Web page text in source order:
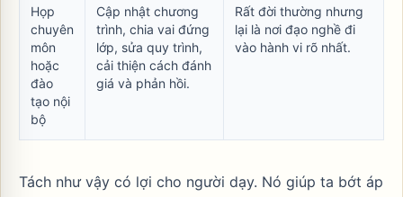
Họp
chuyên
môn
hoặc
đào
tạo nội
bộ
Cập nhật chương
trình, chia vai đứng
lớp, sửa quy trình,
cải thiện cách đánh
giá và phản hồi.
Rất đời thường nhưng
lại là nơi đạo nghề đi
vào hành vi rõ nhất.
Tách như vậy có lợi cho người dạy. Nó giúp ta bớt áp